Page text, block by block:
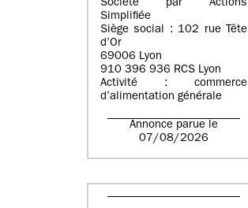
Société par Actions
Simplifiée
Siège social : 102 rue Tête
d’Or
69006 Lyon
910 396 936 RCS Lyon
Activité : commerce
d’alimentation générale
Annonce parue le
07/08/2026